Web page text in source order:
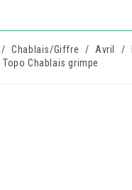
/ Chablais/Giffre / Avril /
Topo Chablais grimpe